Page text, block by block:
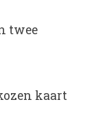
twee
kaart